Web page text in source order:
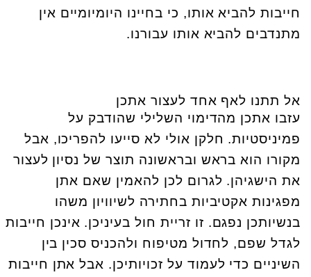
חייבות להביא אותו, כי בחיינו היומיומיים אין
מתנדבים להביא אותו עבורנו.
אל תתנו לאף אחד לעצור אתכן
עזבו אתכן מהדימוי השלילי שהודבק על
פמיניסטיות. חלקן אולי לא סייעו להפריכו, אבל
מקורו הוא בראש ובראשונה תוצר של נסיון לעצור
את הישגיהן. לגרום לכן להאמין שאם אתן
מפגינות אקטיביות בחתירה לשיוויון משהו
בנשיותכן נפגם. זו זריית חול בעיניכן. אינכן חייבות
לגדל שפם, לחדול מטיפוח ולהכניס סכין בין
השיניים כדי לעמוד על זכויותיכן. אבל אתן חייבות